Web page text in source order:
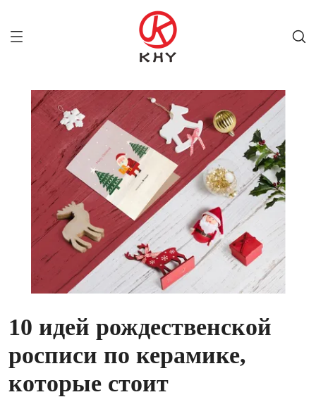
10 идей рождественской
росписи по керамике,
которые стоит